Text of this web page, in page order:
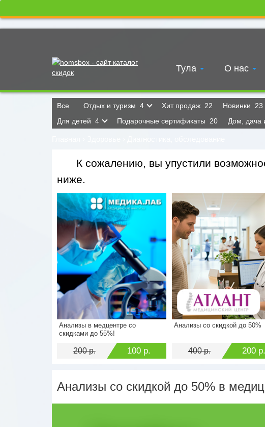
Тула О нас
Все Отдых и туризм 4 Хит продаж 22 Новинки 23
Для детей 4 Подарочные сертификаты 20 Дом, дача
К сожалению, вы упустили
ниже.
Стоимость
Экономия
Анализы в медцентре со
скидками до 55%!
200 р. 100 р.
Стоимость
Анализы со скидкой до 50%
400 р. 200 р.
Анализы со скидкой до 50% в